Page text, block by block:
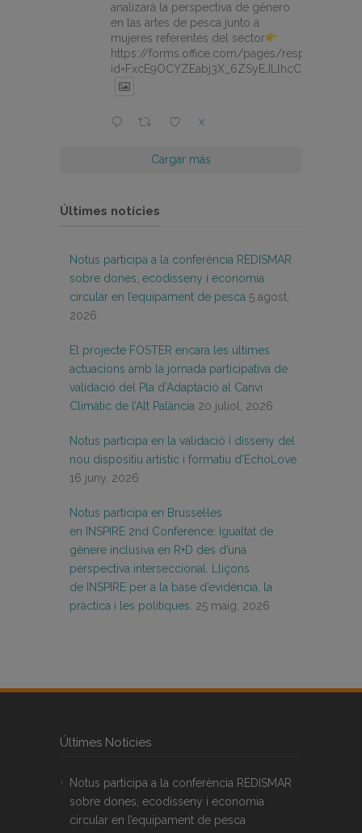
analizará la perspectiva de género
en las artes de pesca junto a
mujeres referentes del sector
https://forms.office.com/pages/
X
Cargar más
Últimes notícies
Notus participa a la conferència REDISMAR
sobre dones, ecodisseny i economia
circular en l’equipament de pesca 5 agost,
2026
El projecte FOSTER encara les últimes
actuacions amb la jornada participativa de
validació del Pla d’Adaptació al Canvi
Climàtic de l’Alt Palància 20 juliol, 2026
Notus participa en la validació i disseny del
nou dispositiu artístic i formatiu d’EchoLove
16 juny, 2026
Notus participa en Brussel·les
en INSPIRE 2nd Conference: Igualtat de
gènere inclusiva en R+D des d’una
perspectiva interseccional. Lliçons
de INSPIRE per a la base d’evidència, la
pràctica i les polítiques. 25 maig, 2026
Últimes Notícies
Notus participa a la conferència REDISMAR
sobre dones, ecodisseny i economia
circular en l’equipament de pesca